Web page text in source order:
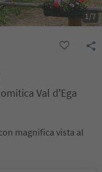
1/7
Val d'Ega
magnifica vista al